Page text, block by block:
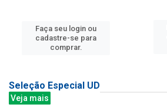
Faça seu login ou
cadastre-se para
comprar.
Seleção Especial UD
Veja mais